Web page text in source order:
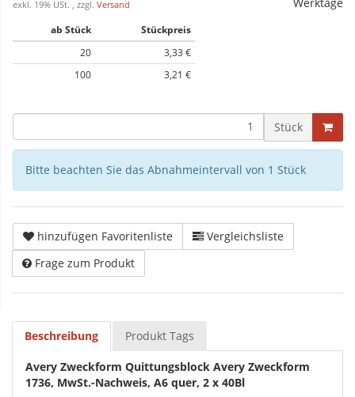
exkl. 19% USt. , zzgl. Versand
ab Stück
Stückpreis
20
3,33 €
100
3,21 €
Stück
Bitte beachten Sie das Abnahmeintervall von 1 Stück
hinzufügen Favoritenliste
Vergleichsliste
Frage zum Produkt
Beschreibung Produkt Tags
Avery Zweckform Quittungsblock Avery Zweckform
1736, MwSt.-Nachweis, A6 quer, 2 x 40Bl